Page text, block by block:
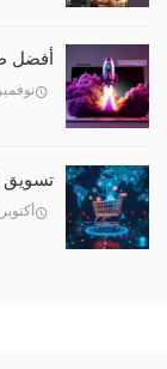
أفضل
نوفمبر 4, 2025
تسويق
أكتوبر 27, 2025